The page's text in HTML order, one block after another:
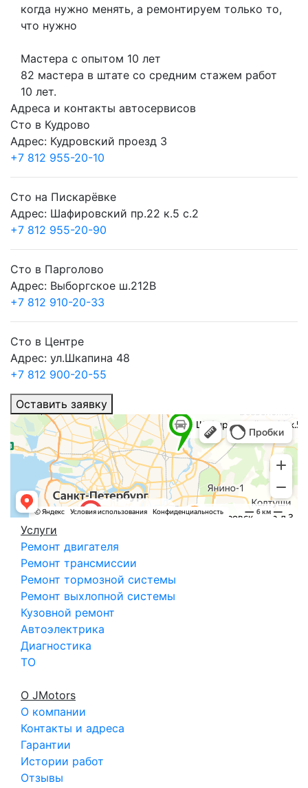
когда нужно менять, а ремонтируем только то,
что нужно
Мастера с опытом 10 лет
82 мастера в штате со средним стажем работ
10 лет.
Адреса и контакты автосервисов
Сто в Кудрово
Адрес: Кудровский проезд 3
+7 812 955-20-10
Сто на Пискарёвке
Адрес: Шафировский пр.22 к.5 с.2
+7 812 955-20-90
Сто в Парголово
Адрес: Выборгское ш.212В
+7 812 910-20-33
Сто в Центре
Адрес: ул.Шкапина 48
+7 812 900-20-55
Оставить заявку
Услуги
Ремонт двигателя
Ремонт трансмиссии
Ремонт тормозной системы
Ремонт выхлопной системы
Кузовной ремонт
Автоэлектрика
Диагностика
ТО
О JMotors
О компании
Контакты и адреса
Гарантии
Истории работ
Отзывы